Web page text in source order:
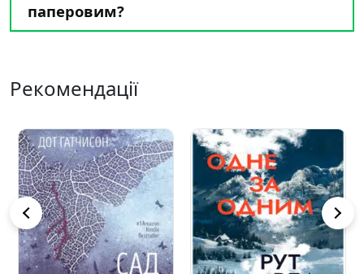
паперовим?
Рекомендації